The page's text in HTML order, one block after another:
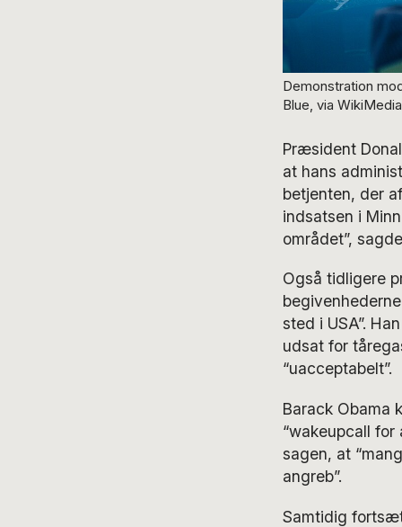
Demonstration
Blue, via
Præsident
at hans
betjenten, der
indsatsen i
området”,
Også tidligere
sted i USA”.
udsat for
“uacceptabelt”.
Barack Obama
“wakeupcall for
sagen, at
angreb”.
Samtidig